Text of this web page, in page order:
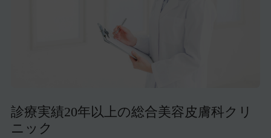
美容外科・美容皮膚科の医師転職体験談
美容クリニックインタビュー
よくあるご質問
診療実績20年以上の総合美容皮膚科クリ
ニック